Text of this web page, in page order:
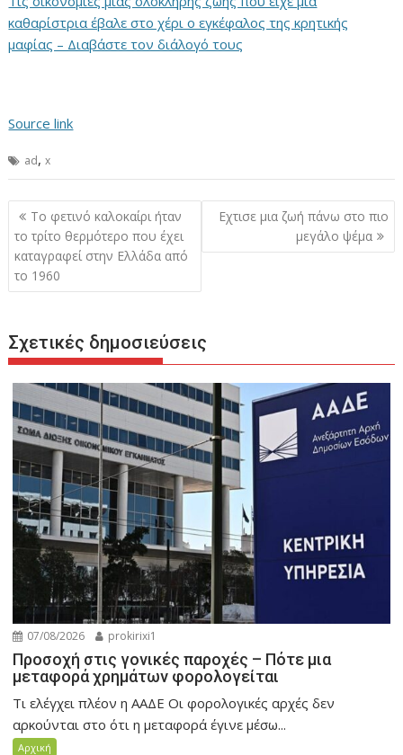
καθαρίστρια έβαλε στο χέρι ο εγκέφαλος της κρητικής
μαφίας – Διαβάστε τον διάλογό τους
Source link
ad,x
Πλοήγηση
άρθρων
Το φετινό καλοκαίρι ήταν
το τρίτο θερμότερο που έχει
καταγραφεί στην Ελλάδα από
το 1960
Εχτισε μια ζωή πάνω στο πιο
μεγάλο ψέμα
Σχετικές δημοσιεύσεις
07/08/2026 prokirixi1
Προσοχή στις γονικές παροχές – Πότε μια
μεταφορά χρημάτων φορολογείται
Τι ελέγχει πλέον η ΑΑΔΕ Οι φορολογικές αρχές δεν
αρκούνται στο ότι η μεταφορά έγινε μέσω...
Αρχική